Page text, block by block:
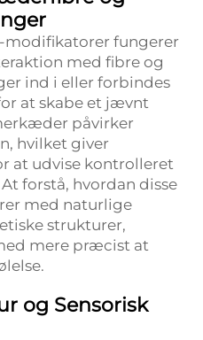
fungerer
med fibre og
ind i eller forbindes
at skabe et jævnt
påvirker
hvilket giver
at udvise kontrolleret
forstå, hvordan disse
med naturlige
strukturer,
mere præcist at
og Sensorisk